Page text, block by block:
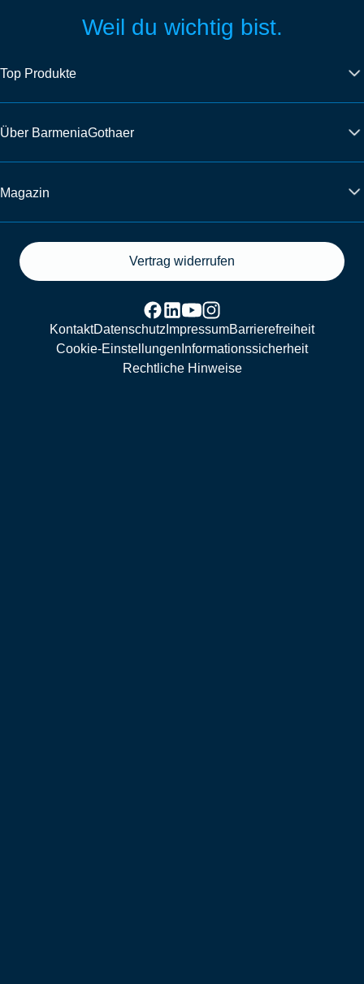
Weil du wichtig bist.
Top Produkte
Über BarmeniaGothaer
Magazin
Vertrag widerrufen
KontaktDatenschutz ImpressumBarrierefreiheit
Cookie-Einstellungen Informationssicherheit
Rechtliche Hinweise